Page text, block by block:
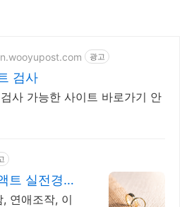
광고
검사
사 가능한 사이트 바로가기 안
트 실전경험
연애조작, 이